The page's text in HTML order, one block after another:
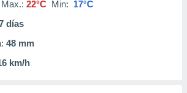
Max.: 22°C Min: 17°C
días
48 mm
km/h